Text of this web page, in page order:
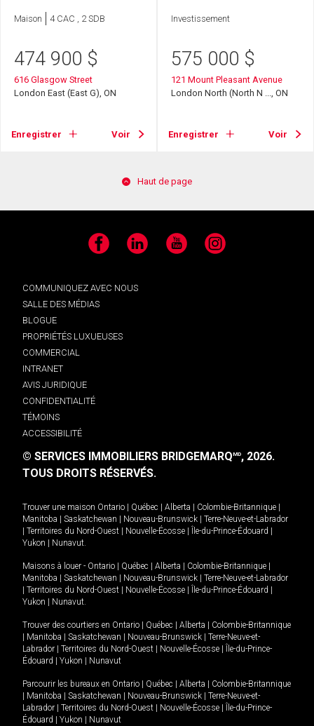
Maison 4 CAC , 2 SDB
474 900 $
616 Glasgow Street
London East (East G), ON
Enregistrer Voir
Investissement
575 000 $
121 Mount Pleasant Avenue
London North (North N ..., ON
Enregistrer Voir
Haut de page
Facebook LinkedIn YouTube Instagram
COMMUNIQUEZ AVEC NOUS
SALLE DES MÉDIAS
BLOGUE
PROPRIÉTÉS LUXUEUSES
COMMERCIAL
INTRANET
AVIS JURIDIQUE
CONFIDENTIALITÉ
TÉMOINS
ACCESSIBILITÉ
© SERVICES IMMOBILIERS BRIDGEMARQMD, 2026.
TOUS DROITS RÉSERVÉS.
Trouver une maison Ontario Québec Alberta Colombie-Britannique
Manitoba
Saskatchewan Nouveau-Brunswick
Terre-Neuve-et-Labrador
Territoires du Nord-Ouest Nouvelle-Écosse Île-du-Prince-Édouard
Yukon
Nunavut.
Maisons à louer - Ontario Québec Alberta Colombie-Britannique
Manitoba
Saskatchewan Nouveau-Brunswick
Terre-Neuve-et-Labrador
Territoires du Nord-Ouest Nouvelle-Écosse Île-du-Prince-Édouard
Yukon
Nunavut.
Trouver des courtiers en Ontario Québec Alberta
Colombie-Britannique
Manitoba Saskatchewan Nouveau-Brunswick
Terre-Neuve-et-
Labrador
Territoires du Nord-Ouest Nouvelle-Écosse
Île-du-Prince-
Édouard
Yukon Nunavut
Parcourir les bureaux en Ontario Québec Alberta
Colombie-Britannique
Manitoba Saskatchewan Nouveau-Brunswick
Terre-Neuve-et-
Labrador
Territoires du Nord-Ouest Nouvelle-Écosse
Île-du-Prince-
Édouard
Yukon Nunavut